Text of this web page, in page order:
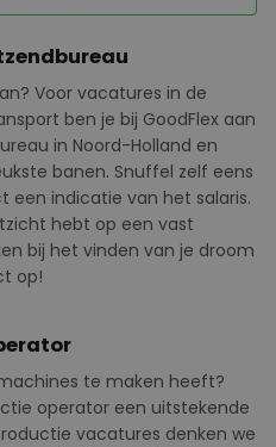
Voor vacatures in de
ben je bij GoodFlex aan
in Noord-Holland en
banen. Snuffel zelf eens
een indicatie van het salaris.
hebt op een vast
bij het vinden van je droom
op!
te maken heeft?
operator een uitstekende
vacatures denken we